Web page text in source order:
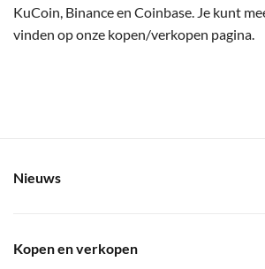
KuCoin, Binance en Coinbase. Je kunt
vinden op onze kopen/verkopen pagina.
Nieuws
Kopen en verkopen